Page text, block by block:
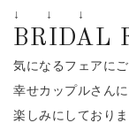
↓ ↓ ↓
BRIDAL
気になるフェアに
幸せカップルさん
楽しみにしており